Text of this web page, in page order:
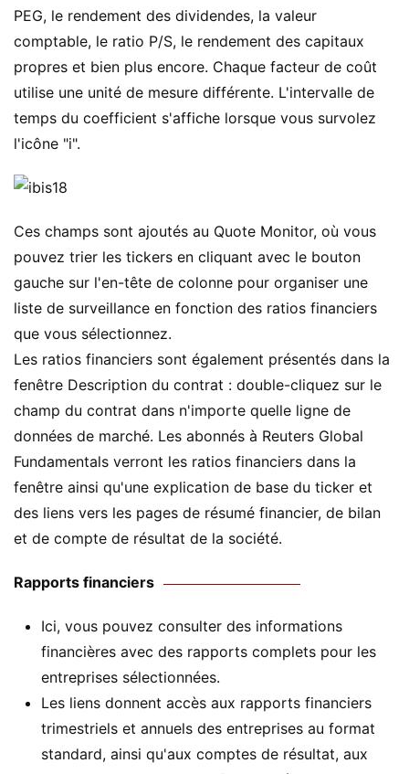
PEG, le rendement des dividendes, la valeur
comptable, le ratio P/S, le rendement des capitaux
propres et bien plus encore. Chaque facteur de coût
utilise une unité de mesure différente. L'intervalle de
temps du coefficient s'affiche lorsque vous survolez
l'icône "i".
Ces champs sont ajoutés au Quote Monitor, où vous
pouvez trier les tickers en cliquant avec le bouton
gauche sur l'en-tête de colonne pour organiser une
liste de surveillance en fonction des ratios financiers
que vous sélectionnez.
Les ratios financiers sont également présentés dans la
fenêtre Description du contrat : double-cliquez sur le
champ du contrat dans n'importe quelle ligne de
données de marché. Les abonnés à Reuters Global
Fundamentals verront les ratios financiers dans la
fenêtre ainsi qu'une explication de base du ticker et
des liens vers les pages de résumé financier, de bilan
et de compte de résultat de la société.
Rapports financiers
Ici, vous pouvez consulter des informations
financières avec des rapports complets pour les
entreprises sélectionnées.
Les liens donnent accès aux rapports financiers
trimestriels et annuels des entreprises au format
standard, ainsi qu'aux comptes de résultat, aux